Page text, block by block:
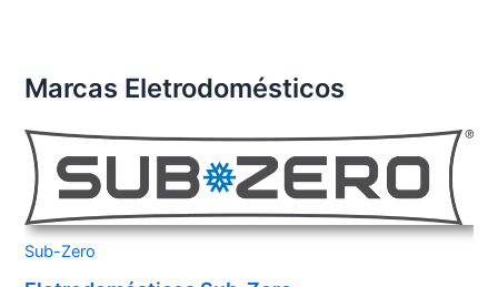
Marcas Eletrodomésticos
Sub-Zero